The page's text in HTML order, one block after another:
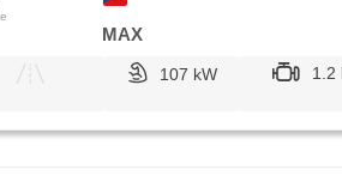
MAX
107 kW 1.2